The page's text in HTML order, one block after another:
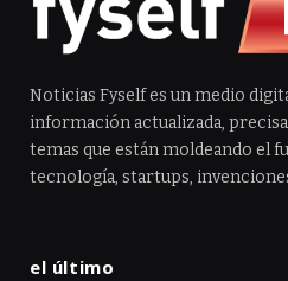
Noticias Fyself es un medio
información actualizada,
temas que están moldeando el
tecnología, startups,
el último